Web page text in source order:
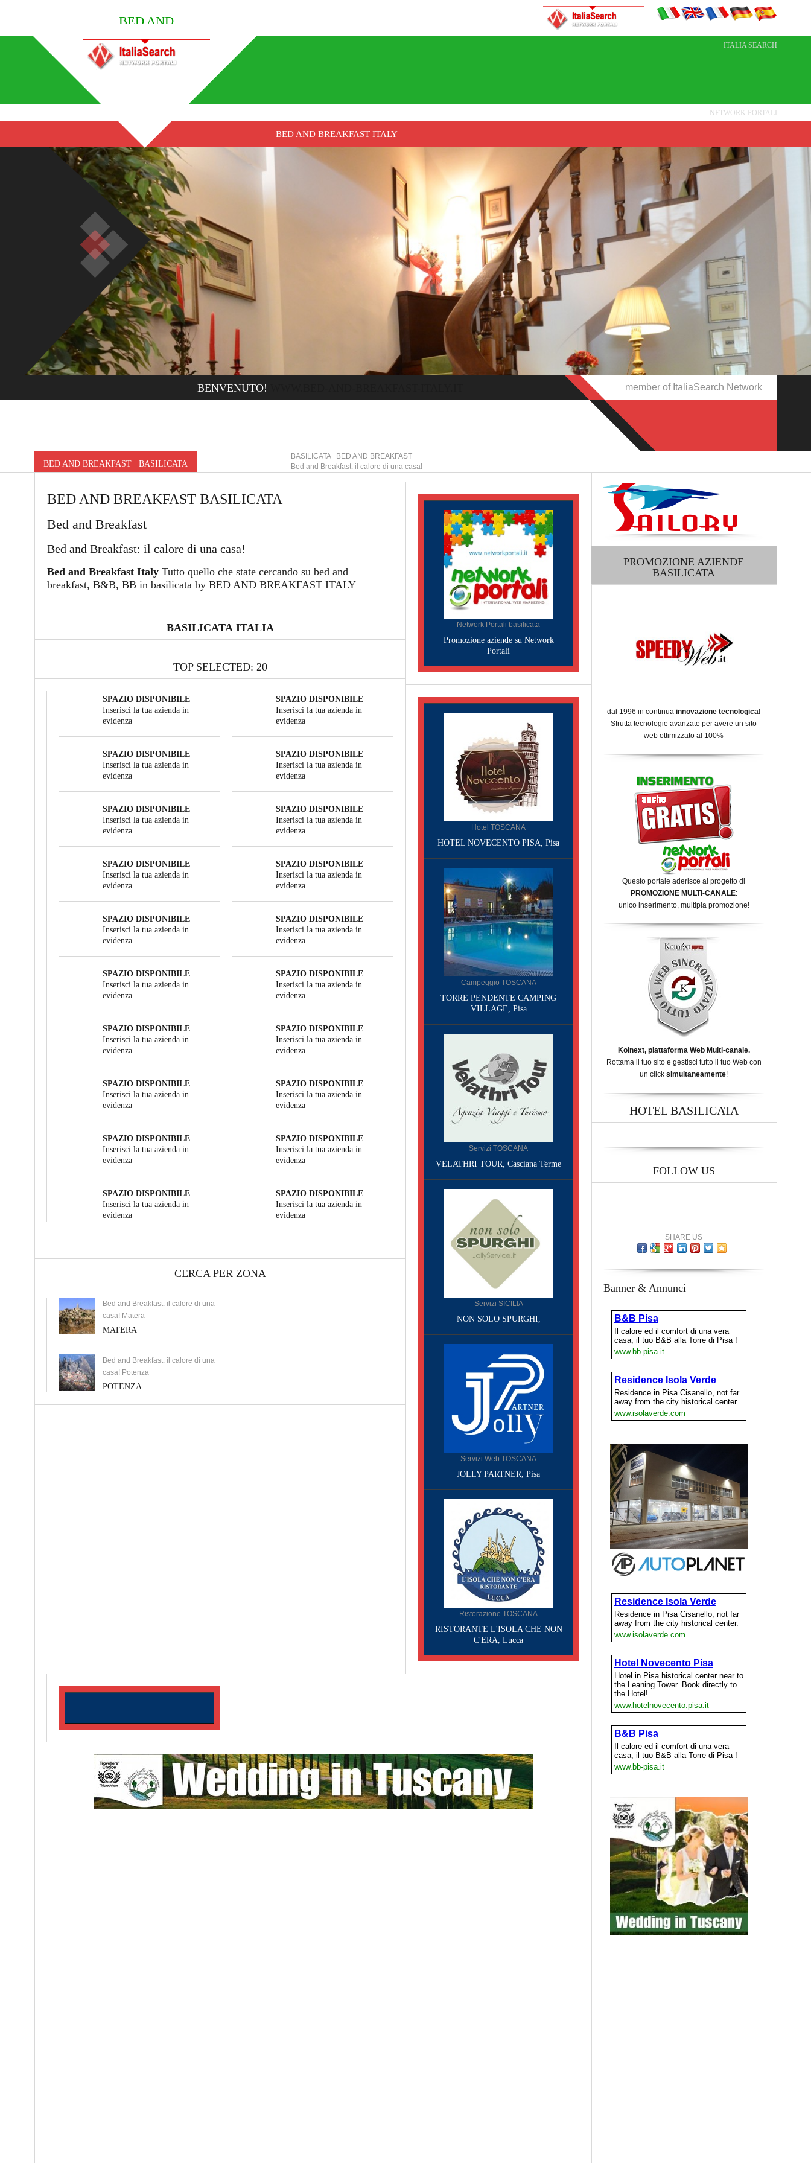
BED AND
ITALIA SEARCH
NETWORK PORTALI
BED AND BREAKFAST ITALY
BENVENUTO! member of ItaliaSearch Network
BED AND BREAKFAST BASILICATA
BASILICATA BED AND BREAKFAST
Bed and Breakfast: il calore di una casa!
BED AND BREAKFAST BASILICATA
Bed and Breakfast
Bed and Breakfast: il calore di una casa!
Bed and Breakfast ItalyTutto quello che state cercando su bed and
breakfast, B&B, BB in basilicata by BED AND BREAKFAST ITALY
BASILICATA ITALIA
TOP SELECTED: 20
SPAZIO DISPONIBILE
Inserisci la tua azienda in
evidenza
SPAZIO DISPONIBILE
Inserisci la tua azienda in
evidenza
SPAZIO DISPONIBILE
Inserisci la tua azienda in
evidenza
SPAZIO DISPONIBILE
Inserisci la tua azienda in
evidenza
SPAZIO DISPONIBILE
Inserisci la tua azienda in
evidenza
SPAZIO DISPONIBILE
Inserisci la tua azienda in
evidenza
SPAZIO DISPONIBILE
Inserisci la tua azienda in
evidenza
SPAZIO DISPONIBILE
Inserisci la tua azienda in
evidenza
SPAZIO DISPONIBILE
Inserisci la tua azienda in
evidenza
SPAZIO DISPONIBILE
Inserisci la tua azienda in
evidenza
SPAZIO DISPONIBILE
Inserisci la tua azienda in
evidenza
SPAZIO DISPONIBILE
Inserisci la tua azienda in
evidenza
SPAZIO DISPONIBILE
Inserisci la tua azienda in
evidenza
SPAZIO DISPONIBILE
Inserisci la tua azienda in
evidenza
SPAZIO DISPONIBILE
Inserisci la tua azienda in
evidenza
SPAZIO DISPONIBILE
Inserisci la tua azienda in
evidenza
SPAZIO DISPONIBILE
Inserisci la tua azienda in
evidenza
SPAZIO DISPONIBILE
Inserisci la tua azienda in
evidenza
SPAZIO DISPONIBILE
Inserisci la tua azienda in
evidenza
SPAZIO DISPONIBILE
Inserisci la tua azienda in
evidenza
CERCA PER ZONA
Bed and Breakfast: il calore di una
casa! Matera
MATERA
Bed and Breakfast: il calore di una
casa! Potenza
POTENZA
Network Portali basilicata
Promozione aziende su Network
Portali
Hotel TOSCANA
HOTEL NOVECENTO PISA, Pisa
Campeggio TOSCANA
TORRE PENDENTE CAMPING
VILLAGE, Pisa
Servizi TOSCANA
VELATHRI TOUR, Casciana Terme
Servizi SICILIA
NON SOLO SPURGHI,
Servizi Web TOSCANA
JOLLY PARTNER, Pisa
Ristorazione TOSCANA
RISTORANTE L'ISOLA CHE NON
C'ERA, Lucca
PROMOZIONE AZIENDE
BASILICATA
dal 1996 in continua innovazione tecnologica!
Sfrutta tecnologie avanzate per avere un sito
web ottimizzato al 100%
Questo portale aderisce al progetto di
PROMOZIONE MULTI-CANALE:
unico inserimento, multipla promozione!
Koinext, piattaforma Web Multi-canale.
Rottama il tuo sito e gestisci tutto il tuo Web con
un click simultaneamente!
HOTEL BASILICATA
FOLLOW US
SHARE US
Banner & Annunci